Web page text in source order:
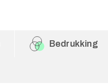
Bedrukking